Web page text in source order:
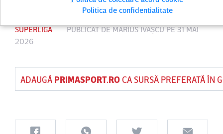
SUPERLIGA PUBLICAT DEMARIUS IVAŞCUPE 31 MAI
2026
ADAUGĂ PRIMASPORT.ROCA SURSĂ PREFERATĂ ÎN
Politica de confidentialitate